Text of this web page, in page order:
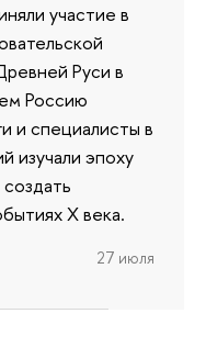
участие в
Руси в
Россию
и специалисты в
изучали эпоху
X века.
27 июля